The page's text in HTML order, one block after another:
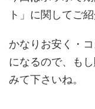
ト」に関してご
かなりお安く・
になるので、も
みて下さいね。